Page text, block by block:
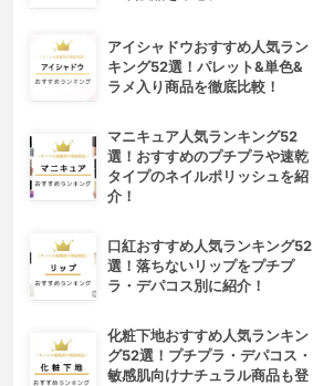
アイシャドウおすすめ人気ラン
キング52選！パレット&単色&
ラメ入り商品を徹底比較！
マニキュア人気ランキング52
選！おすすめのプチプラや速乾
タイプのネイルポリッシュを紹
介！
口紅おすすめ人気ランキング52
選！落ちないリップをプチプ
ラ・デパコス別に紹介！
化粧下地おすすめ人気ランキン
グ52選！プチプラ・デパコス・
敏感肌向けナチュラル商品も登